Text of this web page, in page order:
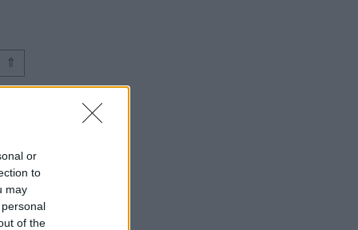
or
to
may
of the
⇑